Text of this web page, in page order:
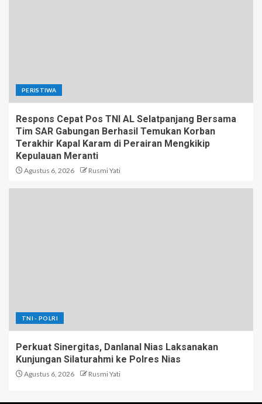
PERISTIWA
Respons Cepat Pos TNI AL Selatpanjang Bersama
Tim SAR Gabungan Berhasil Temukan Korban
Terakhir Kapal Karam di Perairan Mengkikip
Kepulauan Meranti
Agustus 6, 2026 Rusmi Yati
TNI - POLRI
Perkuat Sinergitas, Danlanal Nias Laksanakan
Kunjungan Silaturahmi ke Polres Nias
Agustus 6, 2026 Rusmi Yati